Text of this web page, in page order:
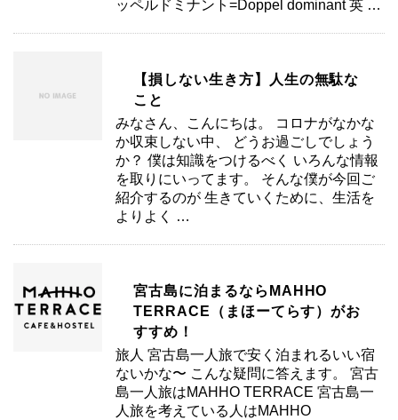
ッペルドミナント=Doppel dominant 英 …
【損しない生き方】人生の無駄な
こと
みなさん、こんにちは。 コロナがなかな
か収束しない中、 どうお過ごしでしょう
か？ 僕は知識をつけるべく いろんな情報
を取りにいってます。 そんな僕が今回ご
紹介するのが 生きていくために、生活を
よりよく …
宮古島に泊まるならMAHHO
TERRACE（まほーてらす）がお
すすめ！
旅人 宮古島一人旅で安く泊まれるいい宿
ないかな〜 こんな疑問に答えます。 宮古
島一人旅はMAHHO TERRACE 宮古島一
人旅を考えている人はMAHHO